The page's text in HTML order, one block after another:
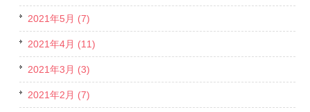
2021年5月 (7)
2021年4月 (11)
2021年3月 (3)
2021年2月 (7)